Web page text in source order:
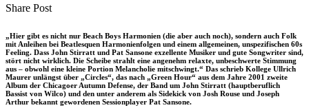
Share PostShare
Facebook
Copy
to
clipboard
Send
via
eMail
„Hier gibt es nicht nur Beach Boys Harmonien (die aber auch noch), sondern auch Folk
mit Anleihen bei Beatlesquen Harmonienfolgen und einem allgemeinen, unspezifischen 60s
Feeling. Dass John Stirratt und Pat Sansone exzellente Musiker und gute Songwriter sind,
stört nicht wirklich. Die Scheibe strahlt eine angenehm relaxte, unbeschwerte Stimmung
aus – obwohl eine kleine Portion Melancholie mitschwingt.“ Das schrieb Kollege Ullrich
Maurer unlängst über „Circles“, das nach „Green Hour“ aus dem Jahre 2001 zweite
Album der Chicagoer Autumn Defense, der Band um John Stirratt (hauptberuflich
Bassist von Wilco) und den unter anderem als Sidekick von Josh Rouse und Joseph
Arthur bekannt gewordenen Sessionplayer Pat Sansone.